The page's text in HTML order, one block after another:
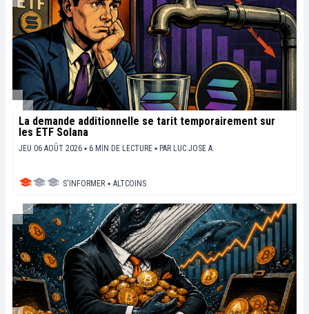
La demande additionnelle se tarit temporairement sur
les ETF Solana
JEU 06 AOÛT 2026 ▪ 6 MIN DE LECTURE ▪ PAR LUC JOSE A.
S'INFORMER ▪ ALTCOINS